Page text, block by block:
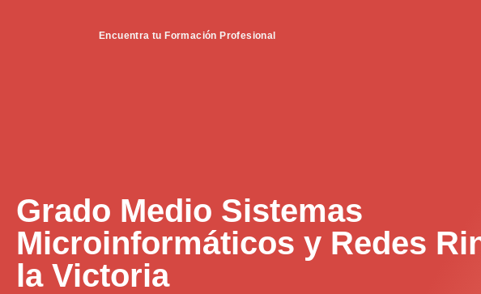
Encuentra tu Formación Profesional
Grado Medio Sistemas
Microinformáticos y Redes
la Victoria